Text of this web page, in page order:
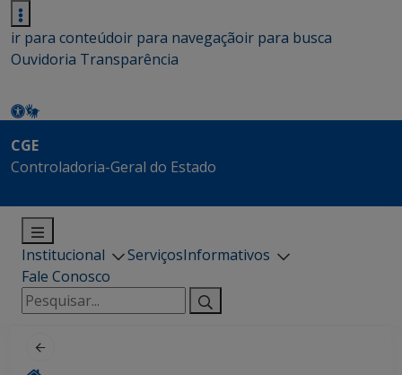
ir para conteúdoir para navegaçãoir para busca
Ouvidoria Transparência
CGE
Controladoria-Geral do Estado
Institucional ServiçosInformativos
Fale Conosco
Pesquisar
por: